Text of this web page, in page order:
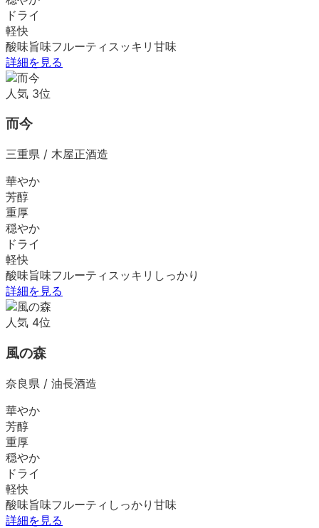
ドライ
軽快
酸味旨味フルーティ スッキリ 甘味
詳細を見る
人気 3位
而今
三重県 / 木屋正酒造
華やか
芳醇
重厚
穏やか
ドライ
軽快
酸味旨味フルーティ スッキリ しっかり
詳細を見る
人気 4位
風の森
奈良県 / 油長酒造
華やか
芳醇
重厚
穏やか
ドライ
軽快
酸味旨味フルーティ しっかり 甘味
詳細を見る